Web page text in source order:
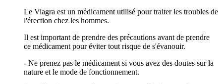
Le Viagra est un médicament utilisé pour traiter les troubles de
l'érection chez les hommes.
Il est important de prendre des précautions avant de prendre
ce médicament pour éviter tout risque de s'évanouir.
- Ne prenez pas le médicament si vous avez des doutes sur la
nature et le mode de fonctionnement.